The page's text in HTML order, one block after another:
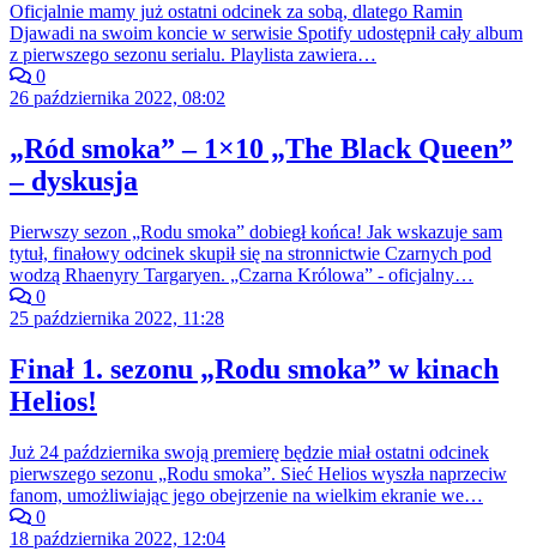
Oficjalnie mamy już ostatni odcinek za sobą, dlatego Ramin
Djawadi na swoim koncie w serwisie Spotify udostępnił cały album
z pierwszego sezonu serialu. Playlista zawiera…
0
26 października 2022, 08:02
„Ród smoka” – 1×10 „The Black Queen”
– dyskusja
Pierwszy sezon „Rodu smoka” dobiegł końca! Jak wskazuje sam
tytuł, finałowy odcinek skupił się na stronnictwie Czarnych pod
wodzą Rhaenyry Targaryen. „Czarna Królowa” - oficjalny…
0
25 października 2022, 11:28
Finał 1. sezonu „Rodu smoka” w kinach
Helios!
Już 24 października swoją premierę będzie miał ostatni odcinek
pierwszego sezonu „Rodu smoka”. Sieć Helios wyszła naprzeciw
fanom, umożliwiając jego obejrzenie na wielkim ekranie we…
0
18 października 2022, 12:04